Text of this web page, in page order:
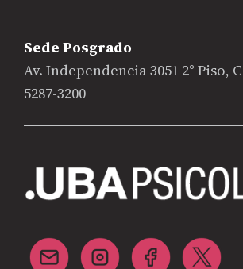
Sede Posgrado
Av. Independencia 3051 2° Piso,
5287-3200